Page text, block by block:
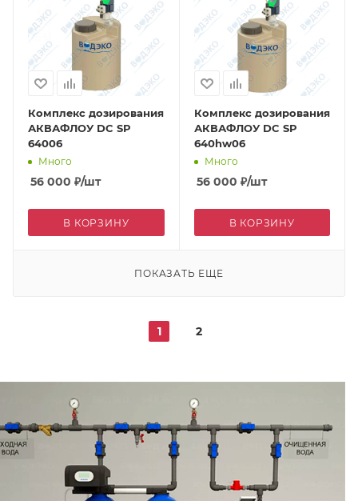
Комплекс дозирования
АКВАФЛОУ DC SP
64006
Много
56 000 ₽/шт
В КОРЗИНУ
Комплекс дозирования
АКВАФЛОУ DC SP
640hw06
Много
56 000 ₽/шт
В КОРЗИНУ
ПОКАЗАТЬ ЕЩЕ
1 2